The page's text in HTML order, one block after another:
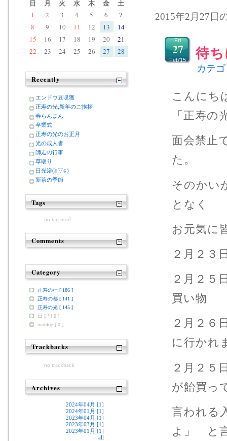
2015年2月27日
待
Fri
27
Feb’15
カテ
こんにち
「正寿の
面会禁止
た。
そのかい
となく
お元気に
２月２３
２月２
買い物
２月２
に行かれ
２月２５
が飴買っ
言われる
よ」 と
日 月 火 水 木 金 土
1 2 3 4 5 6
7
8
9 10 11 12 13
14
15
16 17 18 19 20
21
22
23 24 25 26 27 28
Recently
エンドウ豆収獲
正寿の光,新年のご挨拶
春らんまん
卒業式
正寿の光のお正月
光の成人者
師走の行事
草取り
日光浴(≧▽≦)
新茶の季節
Tags
no tag used
Comments
Category
正寿の杜 [ 186 ]
正寿の都 [ 141 ]
正寿の光 [ 145 ]
日 記 [ 0 ]
moblog [ 0 ]
Trackbacks
no trackback
Archives
2024年04月 [1]
2024年01月 [1]
2023年04月 [1]
2023年03月 [1]
2023年01月 [1]
all